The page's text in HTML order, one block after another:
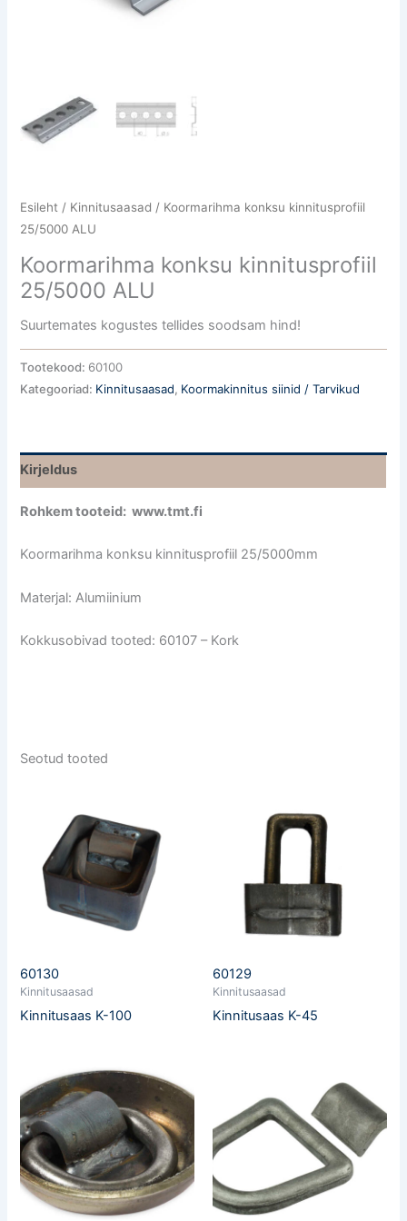
Esileht / Kinnitusaasad / Koormarihma konksu kinnitusprofiil
25/5000 ALU
Koormarihma konksu kinnitusprofiil
25/5000 ALU
Suurtemates kogustes tellides soodsam hind!
Tootekood: 60100
Kategooriad: Kinnitusaasad, Koormakinnitus siinid / Tarvikud
Kirjeldus
Rohkem tooteid: www.tmt.fi
Koormarihma konksu kinnitusprofiil 25/5000mm
Materjal: Alumiinium
Kokkusobivad tooted: 60107 – Kork
Seotud tooted
60130
Kinnitusaasad
Kinnitusaas K-100
60129
Kinnitusaasad
Kinnitusaas K-45